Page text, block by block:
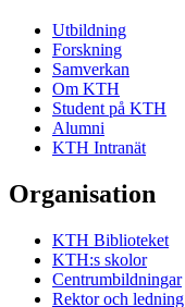
Utbildning
Forskning
Samverkan
Om KTH
Student på KTH
Alumni
KTH Intranät
Organisation
KTH Biblioteket
KTH:s skolor
Centrumbildningar
Rektor och ledning